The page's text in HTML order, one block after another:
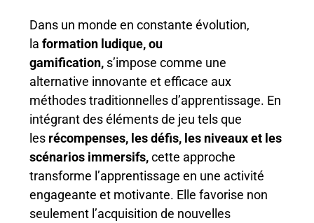
Dans un monde en constante évolution,
laformation ludique, ou
gamification, s’impose comme une
alternative innovante et efficace aux
méthodes traditionnelles d’apprentissage. En
intégrant des éléments de jeu tels que
les récompenses, les défis, les niveaux et les
scénarios immersifs,cette approche
transforme l’apprentissage en une activité
engageante et motivante. Elle favorise non
seulement l’acquisition de nouvelles